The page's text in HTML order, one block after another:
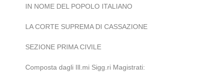
IN NOME DEL POPOLO ITALIANO
LA CORTE SUPREMA DI CASSAZIONE
SEZIONE PRIMA CIVILE
Composta dagli Ill.mi Sigg.ri Magistrati: